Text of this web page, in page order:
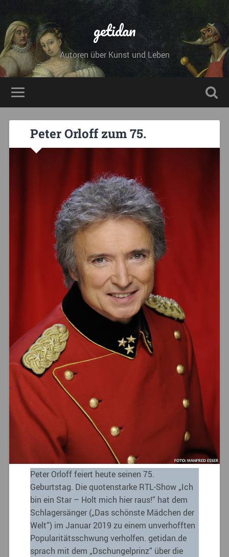
getidan
Autoren über Kunst und Leben
Peter Orloff zum 75.
Peter Orloff feiert heute seinen 75.
Geburtstag. Die quotenstarke RTL-Show „Ich
bin ein Star – Holt mich hier raus!“ hat dem
Schlagersänger („Das schönste Mädchen der
Welt“) im Januar 2019 zu einem unverhofften
Popularitätsschwung verholfen. getidan.de
sprach mit dem „Dschungelprinz“ über die